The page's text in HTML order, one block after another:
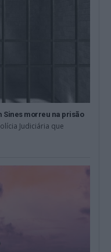
Sines morreu na prisão
Judiciária que